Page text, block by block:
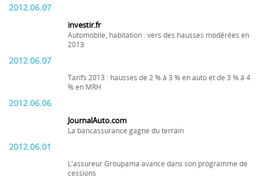
2012.06.07
investir.fr
Automobile, habitation : vers des hausses modérées en
2013
2012.06.07
Tarifs 2013 : hausses de 2 % à 3 % en auto et de 3 % à 4
% en MRH
2012.06.06
JournalAuto.com
La bancassurance gagne du terrain
2012.06.01
L'assureur Groupama avance dans son programme de
cessions